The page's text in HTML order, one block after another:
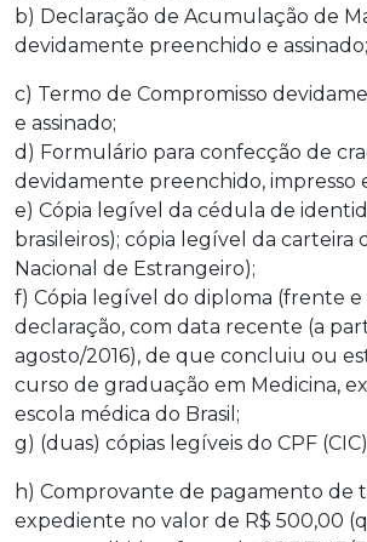
b) Declaração de Acumulação de
devidamente preenchido e assinado;
c) Termo de Compromisso
e assinado;
d) Formulário para confecção de
devidamente preenchido, impresso
e) Cópia legível da cédula de
brasileiros); cópia legível da carteira
Nacional de Estrangeiro);
f) Cópia legível do diploma (frente e
declaração, com data recente (a
agosto/2016), de que concluiu ou
curso de graduação em Medicina,
escola médica do Brasil;
g) (duas) cópias legíveis do CPF
h) Comprovante de pagamento de
expediente no valor de R$ 500,00